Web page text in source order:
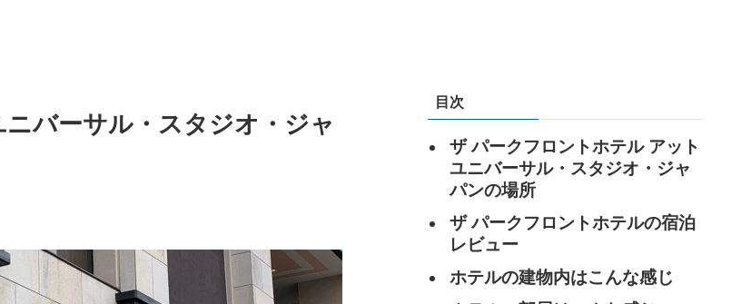
バーサル・スタジオ・ジャ
目次
ザ パークフロントホテル アット
ユニバーサル・スタジオ・ジャ
パンの場所
ザ パークフロントホテルの宿泊
レビュー
ホテルの建物内はこんな感じ